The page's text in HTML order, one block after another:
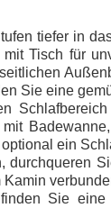
tiefer in
Tisch für
Sie eine
ein
Sie